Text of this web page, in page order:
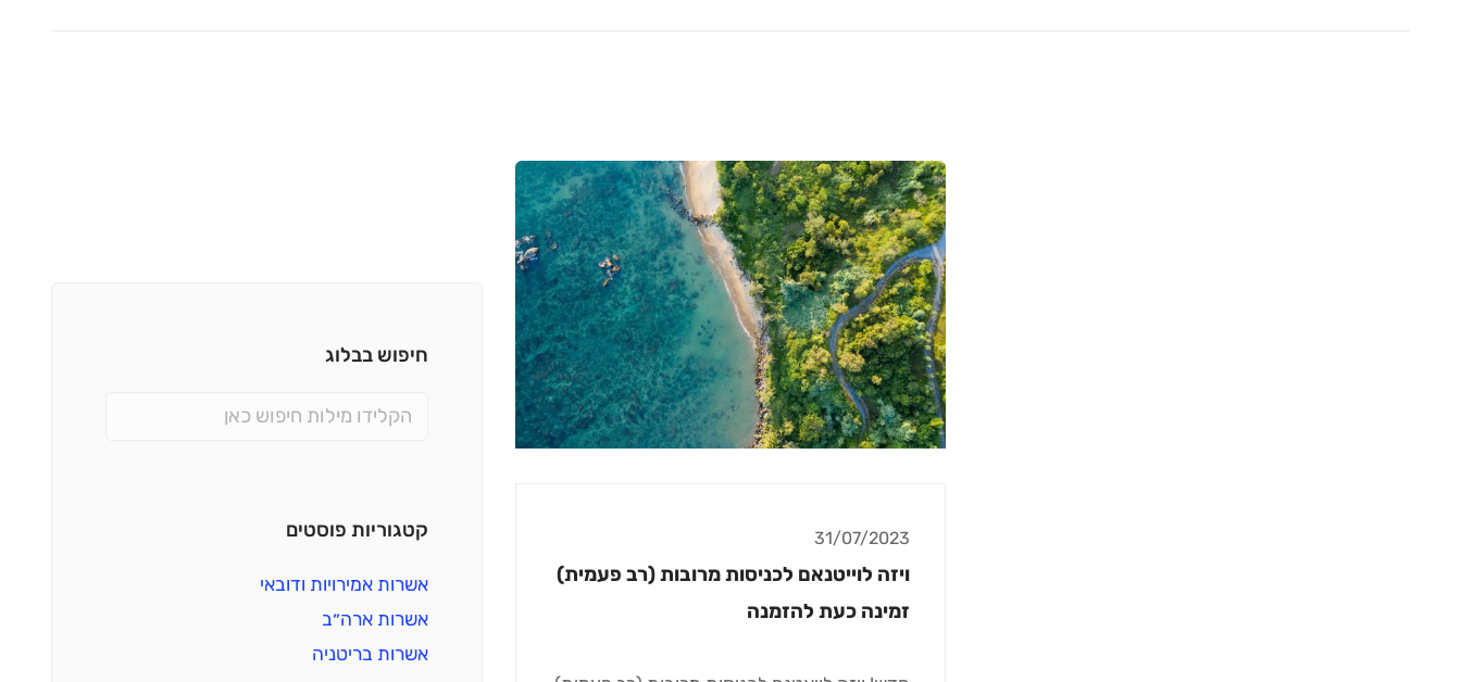
31/07/2023
ויזה לוייטנאם לכניסות מרובות (רב פעמית)
זמינה כעת להזמנה
חיפוש בבלוג
קטגוריות פוסטים
אשרות אמירויות ודובאי
אשרות ארה״ב
אשרות בריטניה